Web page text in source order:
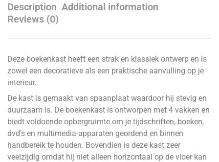
Description Additional information
Reviews (0)
Deze boekenkast heeft een strak en klassiek ontwerp en is
zowel een decoratieve als een praktische aanvulling op je
interieur.
De kast is gemaakt van spaanplaat waardoor hij stevig en
duurzaam is. De boekenkast is ontworpen met 4 vakken en
biedt voldoende opbergruimte om je tijdschriften, boeken,
dvd’s en multimedia-apparaten geordend en binnen
handbereik te houden. Bovendien is deze kast zeer
veelzijdig omdat hij niet alleen horizontaal op de vloer kan